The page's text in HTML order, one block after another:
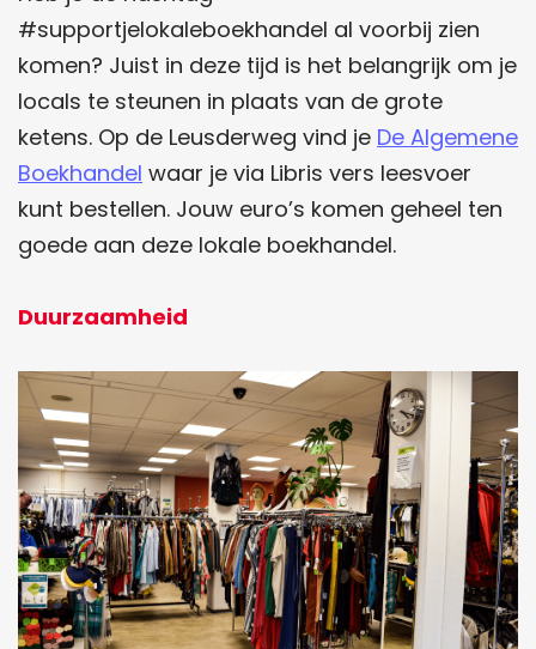
#supportjelokaleboekhandel al voorbij zien
komen? Juist in deze tijd is het belangrijk om je
locals te steunen in plaats van de grote
ketens. Op de Leusderweg vind je De Algemene
Boekhandel waar je via Libris vers leesvoer
kunt bestellen. Jouw euro’s komen geheel ten
goede aan deze lokale boekhandel.
Duurzaamheid